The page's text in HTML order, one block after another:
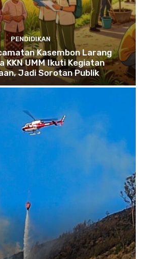
PENDIDIKAN
Kasembon Larang
KKN UMM Ikuti Kegiatan
Jadi Sorotan Publik